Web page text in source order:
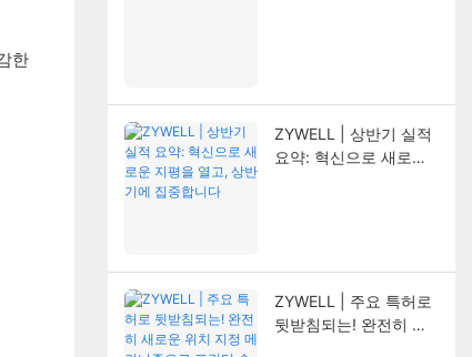
한
ZYWELL | 상반기 실적
요약: 혁신으로 새로운
ZYWELL | 주요 특허로
뒷받침되는! 완전히 새